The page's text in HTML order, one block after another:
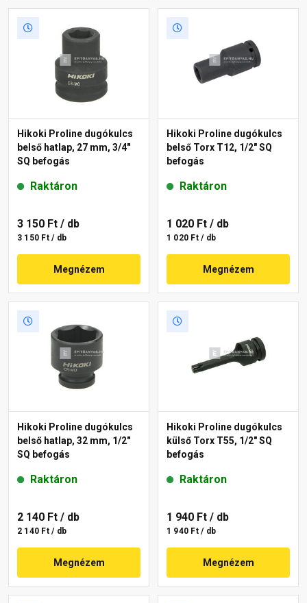
Hikoki Proline dugókulcs
belső hatlap, 27 mm, 3/4"
SQ befogás
Raktáron
3 150 Ft / db
3 150 Ft / db
Megnézem
Hikoki Proline dugókulcs
belső Torx T12, 1/2" SQ
befogás
Raktáron
1 020 Ft / db
1 020 Ft / db
Megnézem
Hikoki Proline dugókulcs
belső hatlap, 32 mm, 1/2"
SQ befogás
Raktáron
2 140 Ft / db
2 140 Ft / db
Megnézem
Hikoki Proline dugókulcs
külső Torx T55, 1/2" SQ
befogás
Raktáron
1 940 Ft / db
1 940 Ft / db
Megnézem